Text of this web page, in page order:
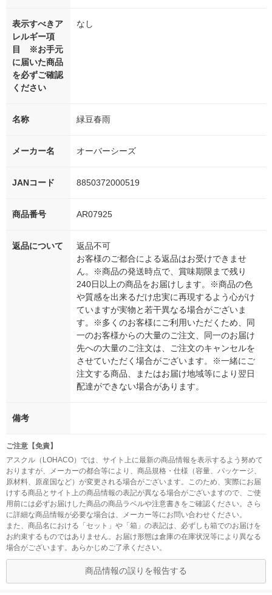
表示すべきア
レルギー項
目 ※お手元
に届いた商品
を必ずご確認
ください
なし
名称 緑豆春雨
メーカー名 オーバーシーズ
JANコード 8850372000519
商品番号 AR07925
返品について
返品不可
お客様のご都合による返品はお受けできませ
ん。※商品の発送時点で、賞味期限まで残り
240日以上の商品をお届けします。※商品の色
や質感を出来るだけ忠実に再現するよう心がけ
ていますが実物と若干異なる場合がございま
す。※多くのお客様にご利用いただくため、同
一のお客様からの大量のご注文、同一のお届け
先への大量のご注文は、ご注文のキャンセルを
させていただく場合がございます。※一緒にご
注文する商品、またはお届け地域等により翌日
配達ができない場合があります。
備考
ご注意【免責】
アスクル（LOHACO）では、サイト上に最新の商品情報を表示するよう努めて
おりますが、メーカーの都合等により、商品規格・仕様（容量、パッケージ、
原材料、原産国など）が変更される場合がございます。このため、実際にお届
けする商品とサイト上の商品情報の表記が異なる場合がございますので、ご使
用前には必ずお届けした商品の商品ラベルや注意書きをご確認ください。さら
に詳細な商品情報が必要な場合は、メーカー等にお問い合わせください。
また、商品名における「セット」や「箱」の表記は、必ずしも箱でのお届けを
お約束するものではありません。お届け形態は倉庫の在庫状況等により異なる
場合がございます。あらかじめご了承ください。
商品情報の誤りを報告する